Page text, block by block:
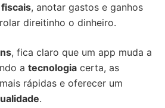
, anotar gastos e ganhos
direitinho o dinheiro.
, fica claro que um app muda a
a tecnologia certa, as
rápidas e oferecer um
.